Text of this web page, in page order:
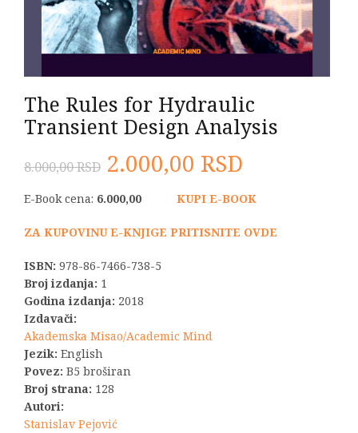
The Rules for Hydraulic
Transient Design Analysis
8.000,00RSD Originalna
cena
je
bila:
8.000,00 RSD.
2.000,00 RSD
cena
je:
E-Book cena: 6.000,00 KUPI E-BOOK
ZA KUPOVINU E-KNJIGE PRITISNITE OVDE
ISBN: 978-86-7466-738-5
Broj izdanja: 1
Godina izdanja: 2018
Izdavači:
Akademska Misao/Academic Mind
Jezik: English
Povez: B5 broširan
Broj strana: 128
Autori:
Stanislav Pejović